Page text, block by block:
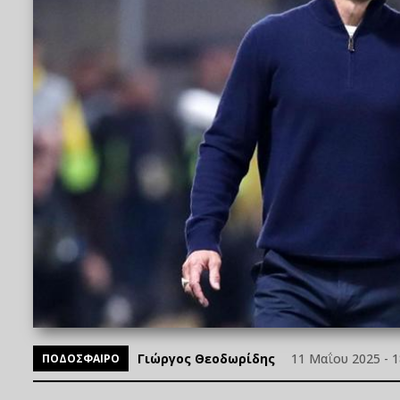
ΠΟΔΟΣΦΑΙΡΟ Γιώργος Θεοδωρίδης 11 Μαΐου 2025 -